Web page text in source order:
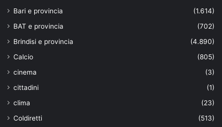
Bari e provincia
(1.614)
BAT e provincia
(702)
Brindisi e provincia
(4.890)
Calcio
(805)
cinema
(3)
cittadini
(1)
clima
(23)
Coldiretti
(513)